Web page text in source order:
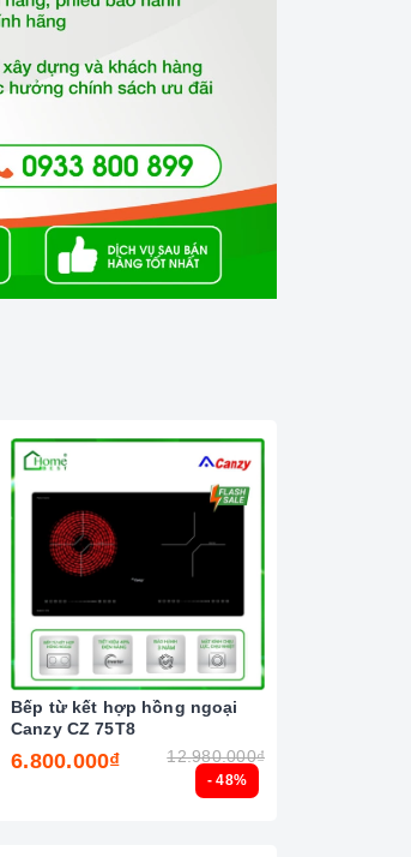
- 48%
Bếp từ kết hợp hồng ngoại
Canzy CZ 75T8
6.800.000₫ 12.980.000₫